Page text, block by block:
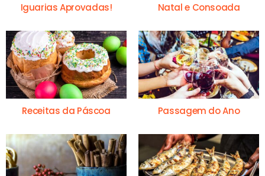
Iguarias Aprovadas! Natal e Consoada
Receitas da Páscoa Passagem do Ano